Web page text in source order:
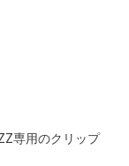
専用のクリップ